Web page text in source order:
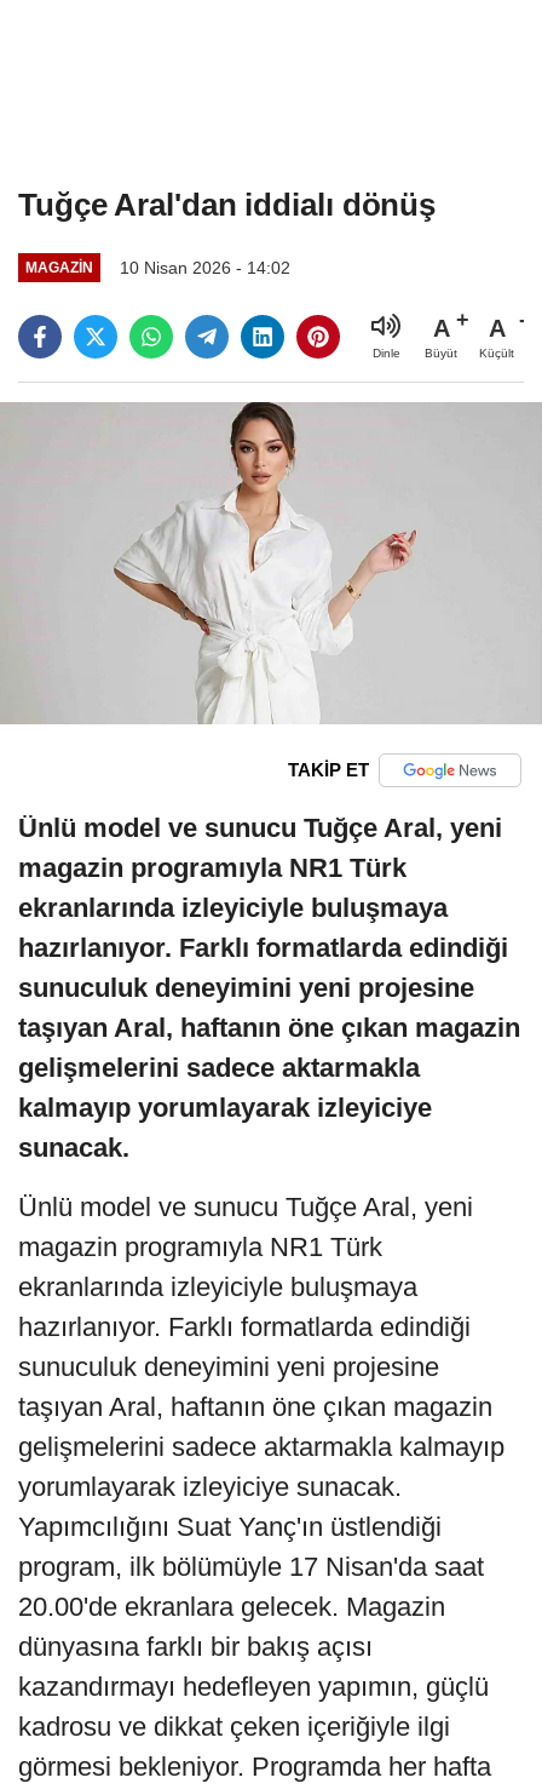
Tuğçe Aral'dan iddialı dönüş
MAGAZIN 10 Nisan 2026 - 14:02
Dinle
A
Büyüt
A
Küçült
TAKİP ET
Ünlü model ve sunucu Tuğçe Aral, yeni
magazin programıyla NR1 Türk
ekranlarında izleyiciyle buluşmaya
hazırlanıyor. Farklı formatlarda edindiği
sunuculuk deneyimini yeni projesine
taşıyan Aral, haftanın öne çıkan magazin
gelişmelerini sadece aktarmakla
kalmayıp yorumlayarak izleyiciye
sunacak.
Ünlü model ve sunucu Tuğçe Aral, yeni
magazin programıyla NR1 Türk
ekranlarında izleyiciyle buluşmaya
hazırlanıyor. Farklı formatlarda edindiği
sunuculuk deneyimini yeni projesine
taşıyan Aral, haftanın öne çıkan magazin
gelişmelerini sadece aktarmakla kalmayıp
yorumlayarak izleyiciye sunacak.
Yapımcılığını Suat Yanç'ın üstlendiği
program, ilk bölümüyle 17 Nisan'da saat
20.00'de ekranlara gelecek. Magazin
dünyasına farklı bir bakış açısı
kazandırmayı hedefleyen yapımın, güçlü
kadrosu ve dikkat çeken içeriğiyle ilgi
görmesi bekleniyor. Programda her hafta